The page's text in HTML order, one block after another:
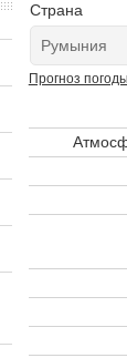
Страна
Прогноз погоды